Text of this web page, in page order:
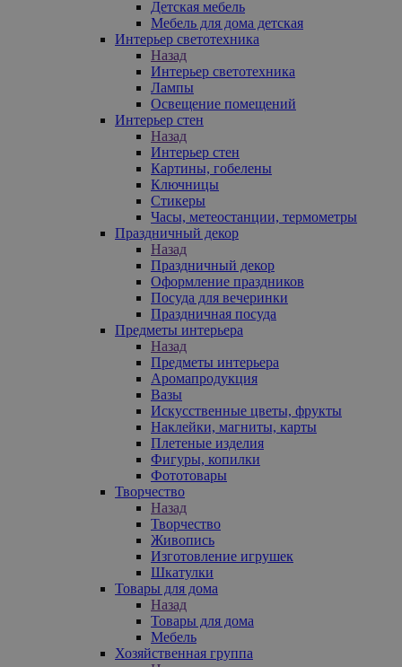
Детская мебель
Мебель для дома детская
Интерьер светотехника
Назад
Интерьер светотехника
Лампы
Освещение помещений
Интерьер стен
Назад
Интерьер стен
Картины, гобелены
Ключницы
Стикеры
Часы, метеостанции, термометры
Праздничный декор
Назад
Праздничный декор
Оформление праздников
Посуда для вечеринки
Праздничная посуда
Предметы интерьера
Назад
Предметы интерьера
Аромапродукция
Вазы
Искусственные цветы, фрукты
Наклейки, магниты, карты
Плетеные изделия
Фигуры, копилки
Фототовары
Творчество
Назад
Творчество
Живопись
Изготовление игрушек
Шкатулки
Товары для дома
Назад
Товары для дома
Мебель
Хозяйственная группа